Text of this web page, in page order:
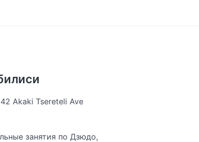
Akaki Tsereteli Ave
занятия по Дзюдо,